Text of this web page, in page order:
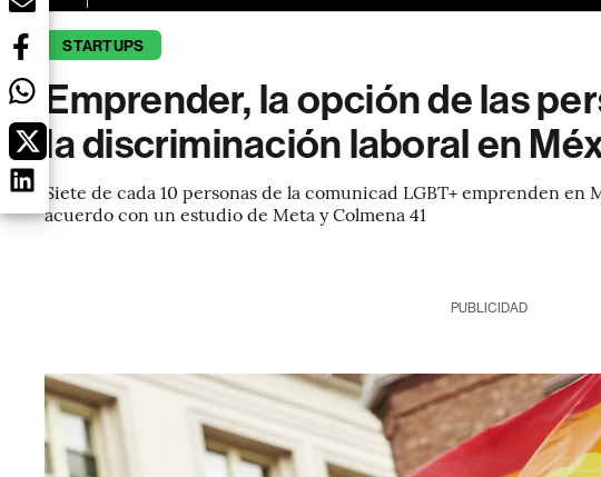
STARTUPS
Emprender, la opción de las
la discriminación laboral en
Siete de cada 10 personas de la comunicad LGBT+ emprenden
acuerdo con un estudio de Meta y Colmena 41
PUBLICIDAD